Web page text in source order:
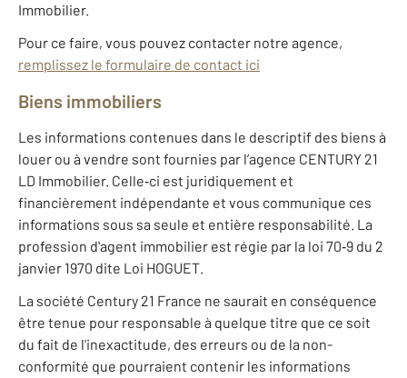
Immobilier.
Pour ce faire, vous pouvez contacter notre agence,
remplissez le formulaire de contact ici
Biens immobiliers
Les informations contenues dans le descriptif des biens à
louer ou à vendre sont fournies par l’agence CENTURY 21
LD Immobilier. Celle‐ci est juridiquement et
financièrement indépendante et vous communique ces
informations sous sa seule et entière responsabilité. La
profession d'agent immobilier est régie par la loi 70‐9 du 2
janvier 1970 dite Loi HOGUET.
La société Century 21 France ne saurait en conséquence
être tenue pour responsable à quelque titre que ce soit
du fait de l'inexactitude, des erreurs ou de la non-
conformité que pourraient contenir les informations